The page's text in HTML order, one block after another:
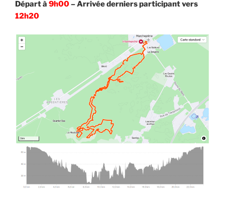
Départ à 9h00– Arrivée derniers participant vers
12h20